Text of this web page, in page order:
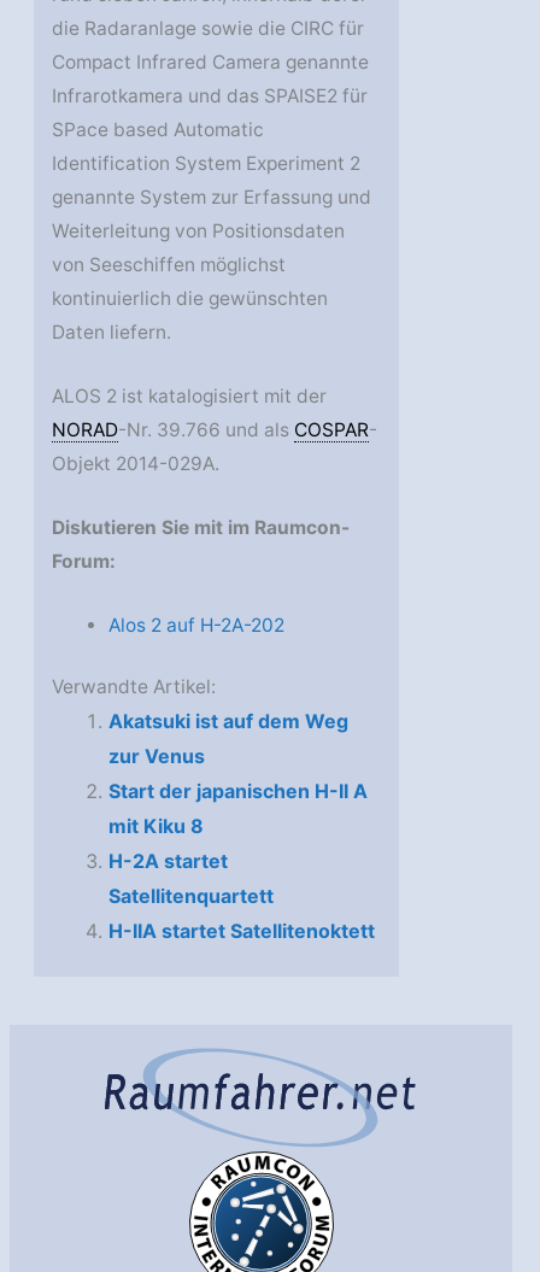
die Radaranlage sowie die CIRC für
Compact Infrared Camera genannte
Infrarotkamera und das SPAISE2 für
SPace based Automatic
Identification System Experiment 2
genannte System zur Erfassung und
Weiterleitung von Positionsdaten
von Seeschiffen möglichst
kontinuierlich die gewünschten
Daten liefern.
ALOS 2 ist katalogisiert mit der
NORAD-Nr. 39.766 und als COSPAR-
Objekt 2014-029A.
Diskutieren Sie mit im Raumcon-
Forum:
Alos 2 auf H-2A-202
Verwandte Artikel:
Akatsuki ist auf dem Weg
zur Venus
Start der japanischen H-II A
mit Kiku 8
H-2A startet
Satellitenquartett
H-IIA startet Satellitenoktett